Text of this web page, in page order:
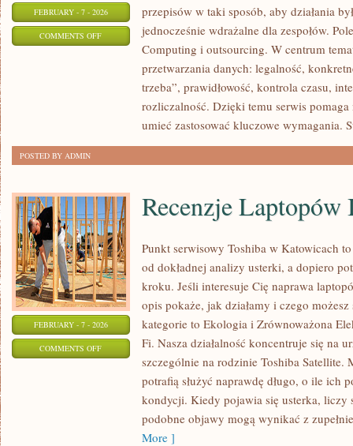
FEBRUARY - 7 - 2026
COMMENTS OFFON
MARKETING
przepisów w taki sposób, aby działania
jednocześnie wdrażalne dla zespołów.
Computing i outsourcing. W centrum
przetwarzania danych: legalność,
trzeba”, prawidłowość, kontrola czasu,
rozliczalność. Dzięki temu serwis
umieć zastosować kluczowe wymagania.
POSTED BY ADMIN
FEBRUARY - 7 - 2026
COMMENTS OFFON
LAPTOPÓW
Recenzje
Punkt serwisowy Toshiba w Katowicach
od dokładnej analizy usterki, a dopiero
kroku. Jeśli interesuje Cię naprawa
opis pokaże, jak działamy i czego
kategorie to Ekologia i Zrównoważona
Fi. Nasza działalność koncentruje się na
szczególnie na rodzinie Toshiba Satellite.
potrafią służyć naprawdę długo, o ile ich
kondycji. Kiedy pojawia się usterka, liczy
podobne objawy mogą wynikać z
More ]